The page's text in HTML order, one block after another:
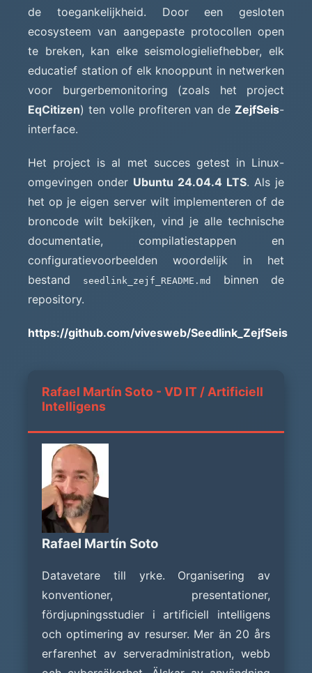
de toegankelijkheid. Door een gesloten
ecosysteem van aangepaste protocollen open
te breken, kan elke seismologieliefhebber, elk
educatief station of elk knooppunt in netwerken
voor burgerbemonitoring (zoals het project
EqCitizen) ten volle profiteren van de ZejfSeis-
interface.
Het project is al met succes getest in Linux-
omgevingen onder Ubuntu 24.04.4 LTS. Als je
het op je eigen server wilt implementeren of de
broncode wilt bekijken, vind je alle technische
documentatie, compilatiestappen en
configuratievoorbeelden woordelijk in het
bestand
seedlink_zejf_README.md
binnen de
repository.
https://github.com/vivesweb/Seedlink_ZejfSeis
Rafael Martín Soto - VD IT / Artificiell
Intelligens
Rafael Martín Soto
Datavetare till yrke. Organisering av
konventioner, presentationer,
fördjupningsstudier i artificiell intelligens
och optimering av resurser. Mer än 20 års
erfarenhet av serveradministration, webb